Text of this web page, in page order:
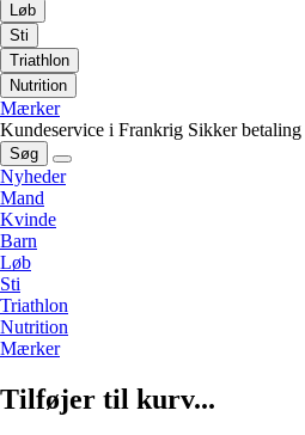
Løb
Sti
Triathlon
Nutrition
Mærker
Kundeservice i Frankrig Sikker betaling
Søg
Nyheder
Mand
Kvinde
Barn
Løb
Sti
Triathlon
Nutrition
Mærker
Tilføjer til kurv...